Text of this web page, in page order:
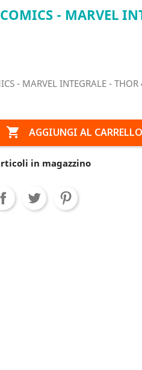
- MARVEL
- MARVEL INTEGRALE - THOR
 AGGIUNGI AL CARRELLO
in magazzino